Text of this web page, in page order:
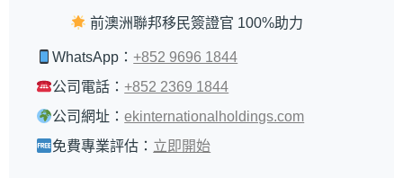
前澳洲聯邦移民簽證官 100%助力
WhatsApp：+852 9696 1844
公司電話：+852 2369 1844
公司網址：ekinternationalholdings.com
免費專業評估： 立即開始